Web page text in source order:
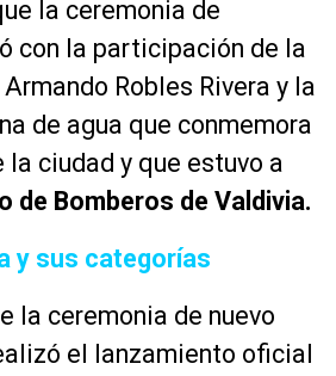
la ceremonia de
con la participación de la
Robles Rivera y la
de agua que conmemora
la ciudad y que estuvo a
de Bomberos de Valdivia.
y sus categorías
la ceremonia de nuevo
el lanzamiento oficial